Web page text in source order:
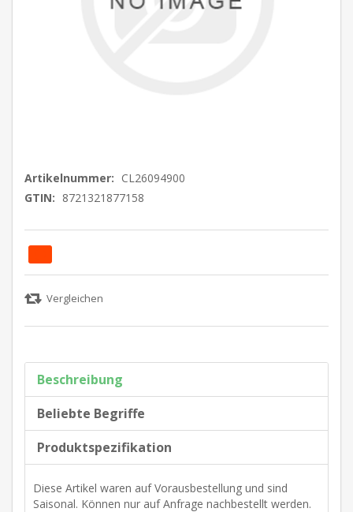
Artikelnummer: CL26094900
GTIN: 8721321877158
Beschreibung
Beliebte Begriffe
Produktspezifikation
Diese Artikel waren auf Vorausbestellung und sind
Saisonal. Können nur auf Anfrage nachbestellt werden.